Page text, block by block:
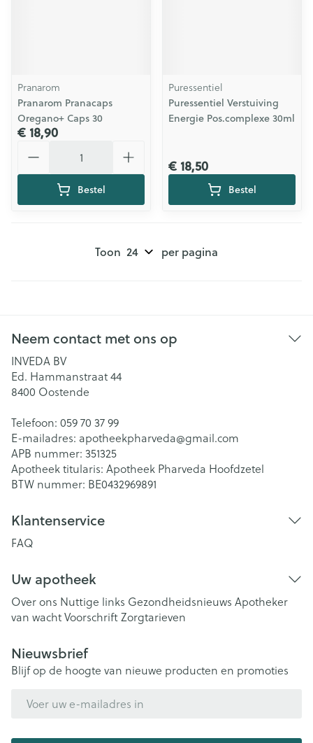
Pranarom
Pranarom Pranacaps
Oregano+ Caps 30
€ 18,90
Bestel
Puressentiel
Puressentiel Verstuiving
Energie Pos.complexe 30ml
€ 18,50
Bestel
Toon per pagina
Neem contact met ons op
INVEDA BV
Ed. Hammanstraat 44
8400 Oostende
Telefoon: 059 70 37 99
E-mailadres: apotheekpharveda@gmail.com
APB nummer: 351325
Apotheek titularis: Apotheek Pharveda Hoofdzetel
BTW nummer: BE0432969891
Klantenservice
FAQ
Uw apotheek
Over ons Nuttige links Gezondheidsnieuws Apotheker
van wachtVoorschriftZorgtarieven
Nieuwsbrief
Blijf op de hoogte van nieuwe producten en promoties